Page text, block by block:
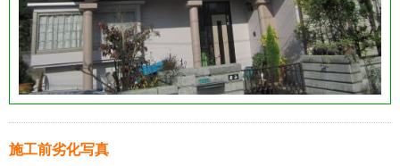
施工前劣化写真